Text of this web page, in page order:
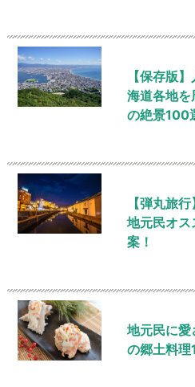
【保存版
海道各地を
の絶景100
【弾丸旅
地元民オス
案！
地元民に愛
の郷土料理